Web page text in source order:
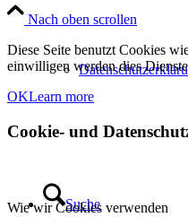
Suche
Nach oben scrollen
Diese Seite benutzt Cookies
einwilligen werden dies
OKLearn more
Cookie- und
Wie wir Cookies verwenden